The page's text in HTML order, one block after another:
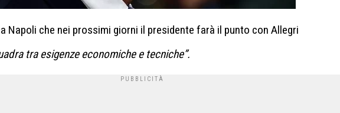
Napoli che nei prossimi giorni il presidente farà il punto con Allegri
tra esigenze economiche e tecniche”.